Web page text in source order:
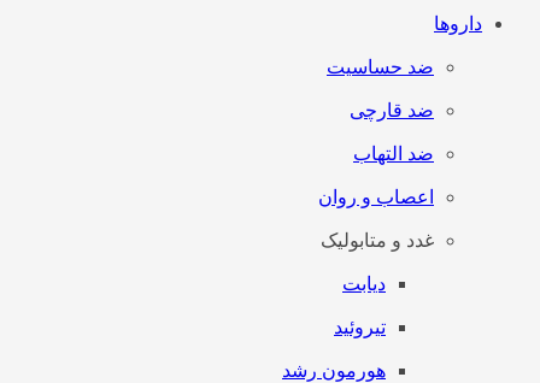
داروها
ضد حساسیت
ضد قارچی
ضد التهاب
اعصاب و روان
غدد و متابولیک
دیابت
تیروئید
هورمون رشد